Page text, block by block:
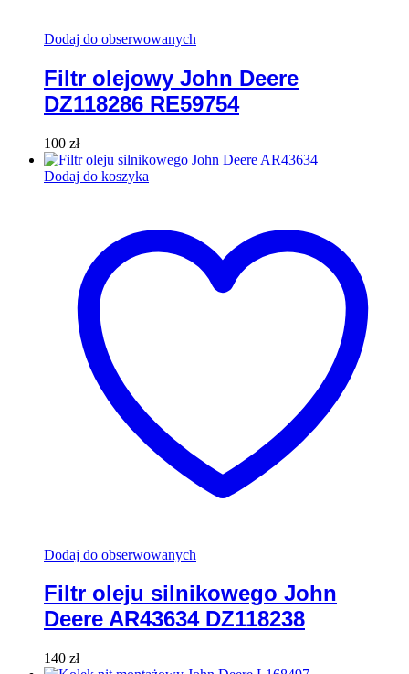
Dodaj do obserwowanych
Filtr olejowy John Deere
DZ118286 RE59754
100 zł
Dodaj do koszyka
Dodaj do obserwowanych
Filtr oleju silnikowego John
Deere AR43634 DZ118238
140 zł